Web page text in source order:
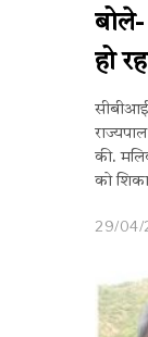
हो
सीबीआई
की.
को
29/04/